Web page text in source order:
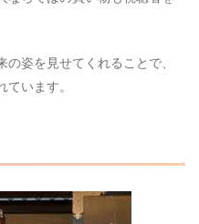
姿を見せてくれることで、
います。